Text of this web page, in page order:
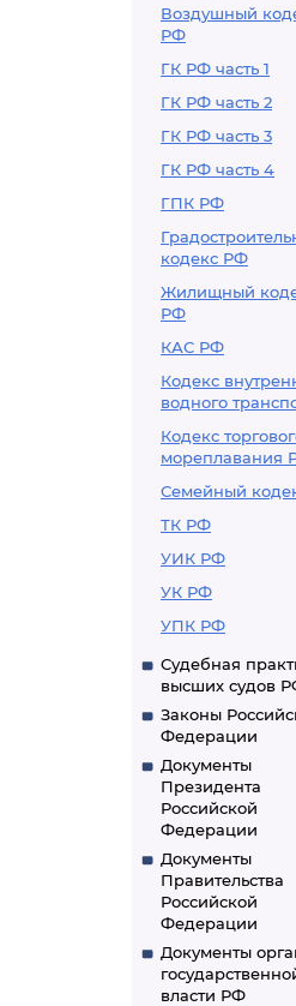
Воздушный
РФ
ГК РФ часть 1
ГК РФ часть 2
ГК РФ часть 3
ГК РФ часть 4
ГПК РФ
кодекс РФ
Жилищный
РФ
КАС РФ
Кодекс
водного
Кодекс
мореплавания
Семейный
ТК РФ
УИК РФ
УК РФ
УПК РФ
Судебная
высших судов
Законы
Федерации
Документы
Президента
Российской
Федерации
Документы
Правительства
Российской
Федерации
Документы
власти РФ